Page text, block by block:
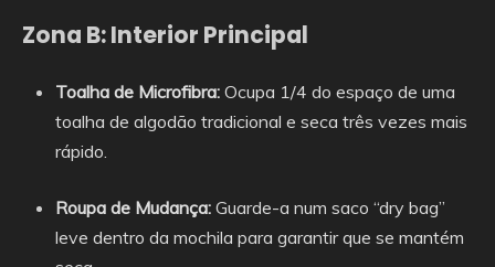
Zona B: Interior Principal
Toalha de Microfibra: Ocupa 1/4 do espaço de uma
toalha de algodão tradicional e seca três vezes mais
rápido.
Roupa de Mudança: Guarde-a num saco “dry bag”
leve dentro da mochila para garantir que se mantém